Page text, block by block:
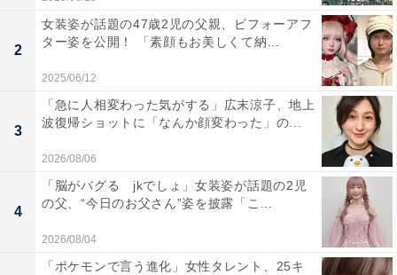
2
女装姿が話題の47歳2児の父親、ビフォーアフ
ター姿を公開！ 「素顔もお美しくて納...
2025/06/12
3
「急に人相変わった気がする」広末涼子、地上
波復帰ショットに「なんか顔変わった」の...
2026/08/06
4
「脳がバグる jkでしょ」女装姿が話題の2児
の父、“今日のお父さん”姿を披露「こ...
2026/08/04
「ポケモンで言う進化」女性タレント、25キ